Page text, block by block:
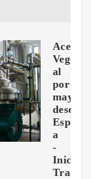
Aceites
al
por
mayor
desde
Espa?
a
-
Inicia
Trade